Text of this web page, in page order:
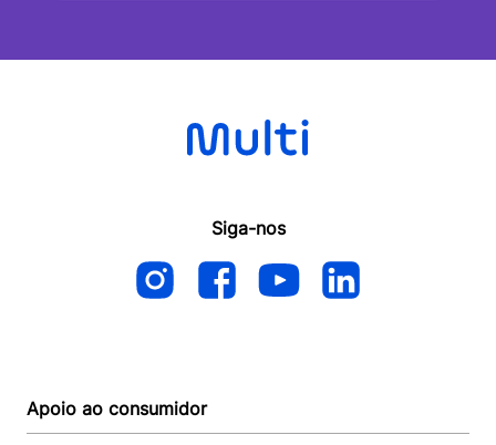
Siga-nos
Apoio ao consumidor